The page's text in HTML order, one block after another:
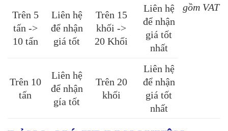
gồm VAT
Trên 5
tấn ->
10 tấn
Liên hệ
để nhận
giá tốt
Trên 15
khối ->
20 Khối
Liên hệ
để nhận
giá tốt
nhất
Trên 10
tấn
Liên hệ
để nhận
gía tốt
Trên 20
khối
Liên hệ
để nhận
giá tốt
nhất